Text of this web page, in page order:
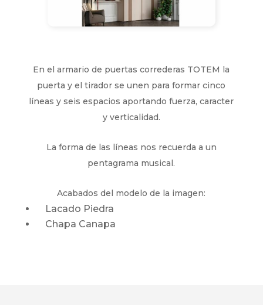
En el armario de puertas correderas TOTEM la
puerta y el tirador se unen para formar cinco
líneas y seis espacios aportando fuerza, caracter
y verticalidad.
La forma de las líneas nos recuerda a un
pentagrama musical.
Acabados del modelo de la imagen:
Lacado Piedra
Chapa Canapa